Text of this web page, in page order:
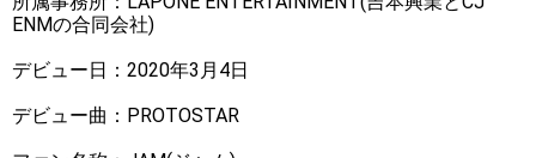
ENMの合同会社)
デビュー日：2020年3月4日
デビュー曲：PROTOSTAR